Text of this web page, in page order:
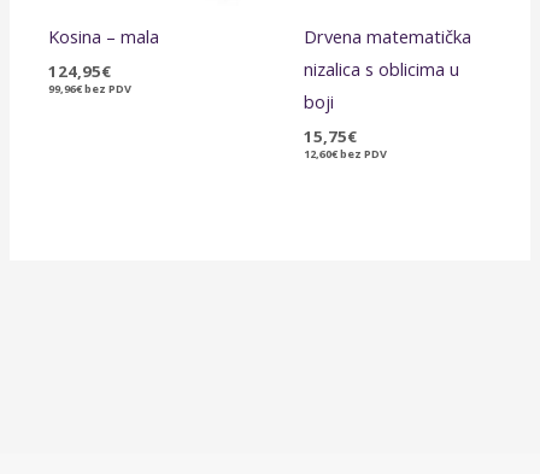
Kosina – mala
124,95€
99,96€bez PDV
Drvena matematička
nizalica s oblicima u
boji
15,75€
12,60€bez PDV